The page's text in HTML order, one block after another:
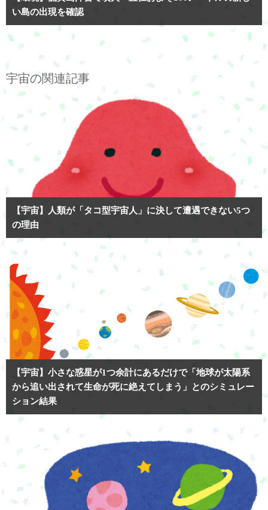
い島の出現を確認
宇宙の関連記事
【宇宙】人類が「タコ型宇宙人」に決して遭遇できない5つ
の理由
【宇宙】小さな惑星が1つ余計にあるだけで「地球が太陽系
から追い出されて生命が死に絶えてしまう」とのシミュレー
ション結果